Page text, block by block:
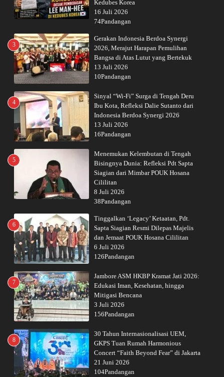
Kedubes Korea
16 Juli 2026
74Pandangan
3
Gerakan Indonesia Berdoa Synergi
2026, Merajut Harapan Pemulihan
Bangsa di Atas Lutut yang Bertekuk
13 Juli 2026
10Pandangan
4
Sinyal “Wi-Fi” Surga di Tengah Deru
Ibu Kota, Refleksi Dalie Sutanto dari
Indonesia Berdoa Synergi 2026
13 Juli 2026
16Pandangan
5
Menemukan Kelembutan di Tengah
Bisingnya Dunia: Refleksi Pdt Sapta
Siagian dari Mimbar POUK Hosana
Cililitan
8 Juli 2026
38Pandangan
6
Tinggalkan ‘Legacy’ Ketaatan, Pdt.
Sapta Siagian Resmi Dilepas Majelis
dan Jemaat POUK Hosana Cililitan
6 Juli 2026
126Pandangan
7
Jambore ASM HKBP Kramat Jati 2026:
Edukasi Iman, Kesehatan, hingga
Mitigasi Bencana
3 Juli 2026
156Pandangan
8
30 Tahun Internasionalisasi UEM,
GKPS Tuan Rumah Harmonious
Concert “Faith Beyond Fear” di Jakarta
21 Juni 2026
104Pandangan